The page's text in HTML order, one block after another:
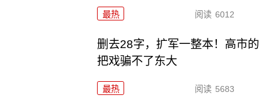
最热 阅读 6012
删去28字，扩军一整本！高市的
把戏骗不了东大
最热 阅读 5683